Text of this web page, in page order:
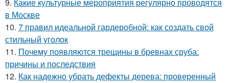
9. Какие культурные мероприятия регулярно проводятся
в Москве
10. 7 правил идеальной гардеробной: как создать свой
стильный уголок
11. Почему появляются трещины в бревнах сруба:
причины и последствия
12. Как надежно убрать дефекты дерева: проверенный